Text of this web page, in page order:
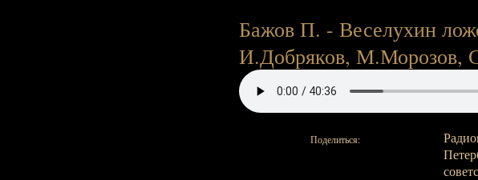
Бажов П. - Веселухин
И.Добряков, М.Морозов,
Поделиться: